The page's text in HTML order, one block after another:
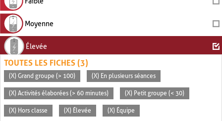
Moyenne
Élevée
TOUTES LES FICHES (3)
(X) Grand groupe (> 100) (X) En plusieurs séances
(X) Activités élaborées (> 60 minutes) (X) Petit groupe (< 30)
(X) Hors classe (X) Élevée (X) Équipe